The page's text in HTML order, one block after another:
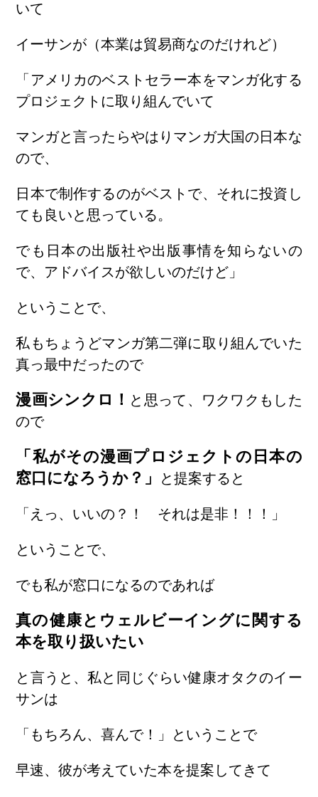
いて
イーサンが（本業は貿易商なのだけれど）
「アメリカのベストセラー本をマンガ化する
プロジェクトに取り組んでいて
マンガと言ったらやはりマンガ大国の日本な
ので、
日本で制作するのがベストで、それに投資し
ても良いと思っている。
でも日本の出版社や出版事情を知らないの
で、アドバイスが欲しいのだけど」
ということで、
私もちょうどマンガ第二弾に取り組んでいた
真っ最中だったので
漫画シンクロ！ と思って、ワクワクもした
ので
「私がその漫画プロジェクトの日本の
窓口になろうか？」
と提案すると
「えっ、いいの？！ それは是非！！！」
ということで、
でも私が窓口になるのであれば
真の健康とウェルビーイングに関する
本を取り扱いたい
と言うと、私と同じぐらい健康オタクのイー
サンは
「もちろん、喜んで！」ということで
早速、彼が考えていた本を提案してきて